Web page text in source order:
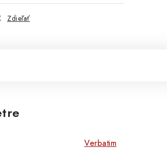
Zdieľať
Verbatim